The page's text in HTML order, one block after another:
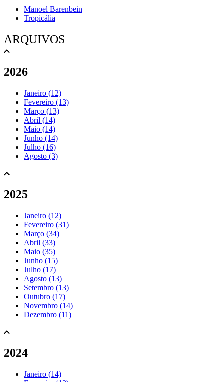
Manoel Barenbein
Tropicália
ARQUIVOS
2026
Janeiro (12)
Fevereiro (13)
Março (13)
Abril (14)
Maio (14)
Junho (14)
Julho (16)
Agosto (3)
2025
Janeiro (12)
Fevereiro (31)
Março (34)
Abril (33)
Maio (35)
Junho (15)
Julho (17)
Agosto (13)
Setembro (13)
Outubro (17)
Novembro (14)
Dezembro (11)
2024
Janeiro (14)